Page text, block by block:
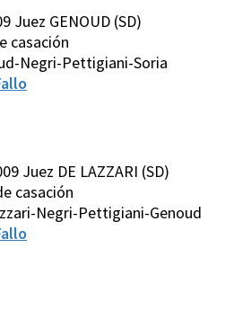
Juez GENOUD (SD)
casación
Negri-Pettigiani-Soria
Juez DE LAZZARI (SD)
casación
Negri-Pettigiani-Genoud